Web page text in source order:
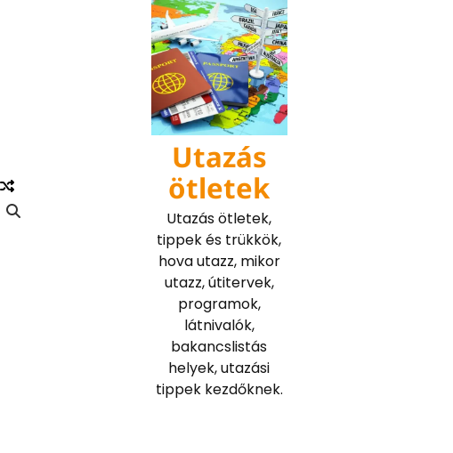
Utazás
ötletek
Utazás ötletek,
tippek és trükkök,
hova utazz, mikor
utazz, útitervek,
programok,
látnivalók,
bakancslistás
helyek, utazási
tippek kezdőknek.